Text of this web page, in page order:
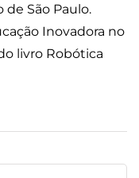
São Paulo.
Inovadora no
livro Robótica